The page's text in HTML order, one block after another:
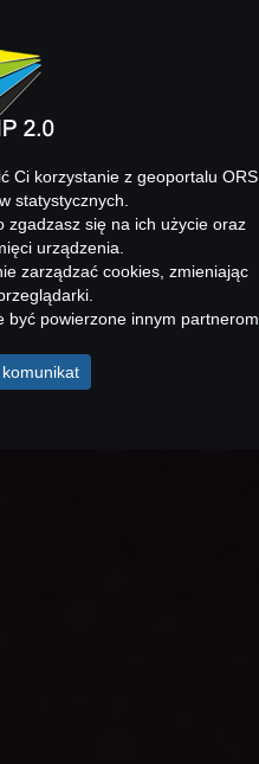
Ci korzystanie z geoportalu
statystycznych.
zgadzasz się na ich użycie oraz
urządzenia.
zarządzać cookies, zmieniając
być powierzone innym